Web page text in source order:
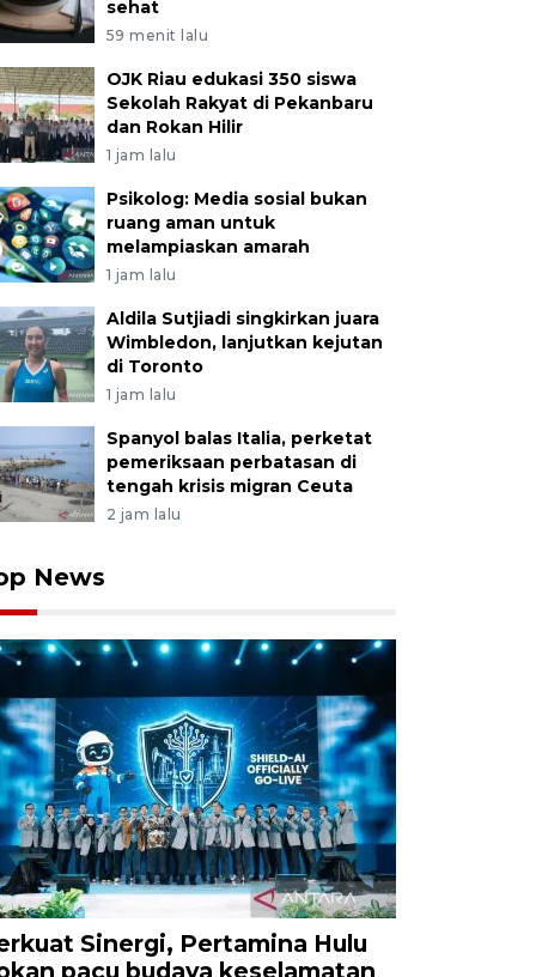
sehat
59 menit lalu
OJK Riau edukasi 350 siswa
Sekolah Rakyat di Pekanbaru
dan Rokan Hilir
1 jam lalu
Psikolog: Media sosial bukan
ruang aman untuk
melampiaskan amarah
1 jam lalu
Aldila Sutjiadi singkirkan juara
Wimbledon, lanjutkan kejutan
di Toronto
1 jam lalu
Spanyol balas Italia, perketat
pemeriksaan perbatasan di
tengah krisis migran Ceuta
2 jam lalu
News
Sinergi, Pertamina Hulu